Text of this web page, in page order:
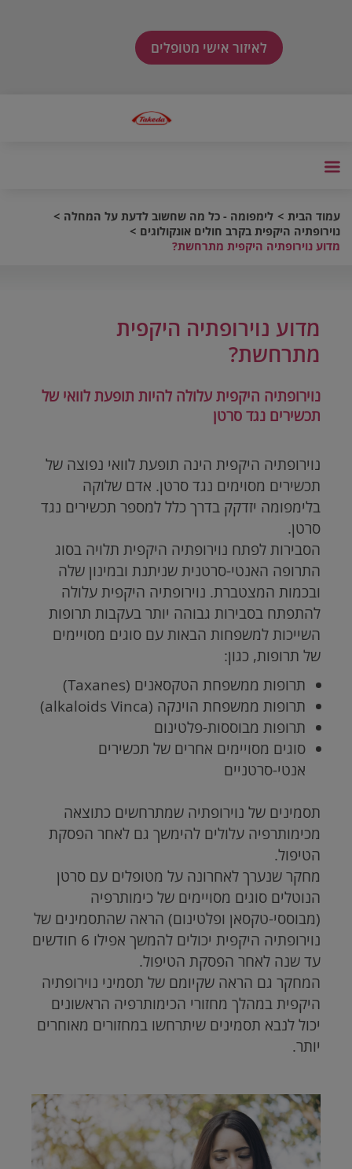
לאיזור אישי מטופלים
עמוד הבית
לימפומה - כל מה שחשוב לדעת על המחלה
נוירופתיה היקפית בקרב חולים אונקולוגים
מדוע נוירופתיה היקפית מתרחשת?
מדוע נוירופתיה היקפית
מתרחשת?
נוירופתיה היקפית עלולה להיות תופעת לוואי של
תכשירים נגד סרטן
נוירופתיה היקפית הינה תופעת לוואי נפוצה של
תכשירים מסוימים נגד סרטן. אדם שלוקה
בלימפומה יזדקק בדרך כלל למספר תכשירים נגד
סרטן.
הסבירות לפתח נוירופתיה היקפית תלויה בסוג
התרופה האנטי-סרטנית שניתנת ובמינון שלה
ובכמות המצטברת. נוירופתיה היקפית עלולה
להתפתח בסבירות גבוהה יותר בעקבות תרופות
השייכות למשפחות הבאות עם סוגים מסויימים
של תרופות, כגון:
תרופות ממשפחת הטקסאנים (Taxanes
)
תרופות ממשפחת הוינקה (alkaloids Vinca
)
תרופות מבוססות-פלטינום
סוגים מסויימים אחרים של תכשירים
אנטי-סרטניים
תסמינים של נוירופתיה שמתרחשים כתוצאה
מכימותרפיה עלולים להימשך גם לאחר הפסקת
הטיפול.
מחקר שנערך לאחרונה על מטופלים עם סרטן
הנוטלים סוגים מסויימים של כימותרפיה
(מבוססי-טקסאן ופלטינום) הראה שהתסמינים של
נוירופתיה היקפית יכולים להמשך אפילו 6 חודשים
עד שנה לאחר הפסקת הטיפול.
המחקר גם הראה שקיומם של תסמיני נוירופתיה
היקפית במהלך מחזורי הכימותרפיה הראשונים
יכול לנבא תסמינים שיתרחשו במחזורים מאוחרים
יותר.